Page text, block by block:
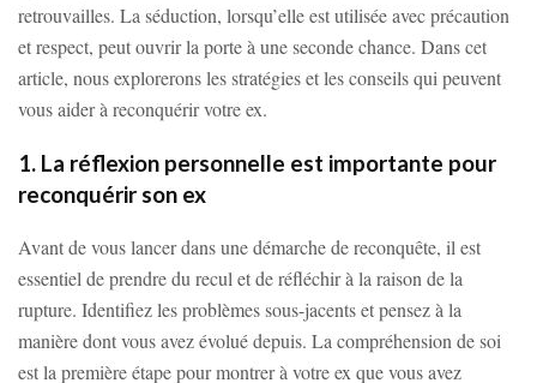
retrouvailles. La séduction, lorsqu’elle est utilisée avec précaution
et respect, peut ouvrir la porte à une seconde chance. Dans cet
article, nous explorerons les stratégies et les conseils qui peuvent
vous aider à reconquérir votre ex.
1. La réflexion personnelle est importante pour
reconquérir son ex
Avant de vous lancer dans une démarche de reconquête, il est
essentiel de prendre du recul et de réfléchir à la raison de la
rupture. Identifiez les problèmes sous-jacents et pensez à la
manière dont vous avez évolué depuis. La compréhension de soi
est la première étape pour montrer à votre ex que vous avez